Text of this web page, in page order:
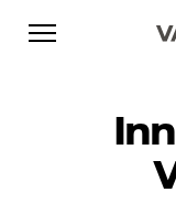
Skip to content
Gå till
Gå till sidfoten
Gå till